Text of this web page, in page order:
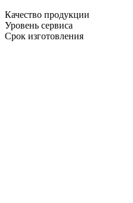
Качество продукции
Уровень сервиса
Срок изготовления